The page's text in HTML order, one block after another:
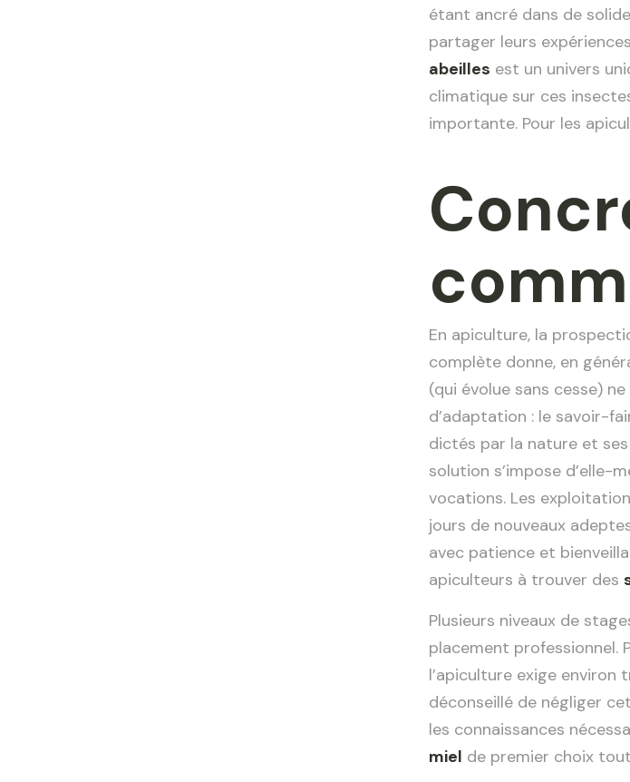
étant ancré dans de
partager leurs
abeilles est un univers
climatique sur ces
importante. Pour les
En apiculture, la
complète donne, en
(qui évolue sans cesse)
d’adaptation : le savoir-
dictés par la nature et ses
solution s’impose d’elle-
vocations. Les
jours de nouveaux
avec patience et
apiculteurs à trouver des
Plusieurs niveaux de
placement professionnel.
l’apiculture exige environ
déconseillé de négliger
les connaissances
miel de premier choix